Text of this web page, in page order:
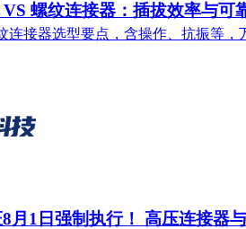
螺纹连接器：插拔效率与可
连接器选型要点，含操作、抗振等，
月1日强制执行！ 高压连接器